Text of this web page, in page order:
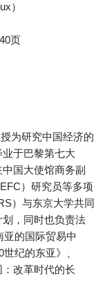
）
页
为研究中国经济的
于巴黎第七大
国大使馆商务副
）研究员等多项
）与东京大学共同
，同时也负责法
的国际贸易中
纪的东亚》、
：改革时代的长